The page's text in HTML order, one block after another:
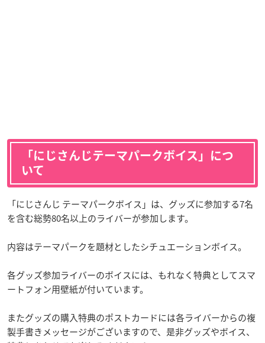
「にじさんじテーマパークボイス」につ
いて
「にじさんじ テーマパークボイス」は、グッズに参加する7名
を含む総勢80名以上のライバーが参加します。
内容はテーマパークを題材としたシチュエーションボイス。
各グッズ参加ライバーのボイスには、もれなく特典としてスマ
ートフォン用壁紙が付いています。
またグッズの購入特典のポストカードには各ライバーからの複
製手書きメッセージがございますので、是非グッズやボイス、